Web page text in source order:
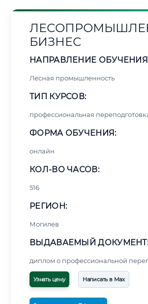
БИЗНЕС
НАПРАВЛЕНИЕ
Лесная промышленность
ТИП КУРСОВ:
профессиональная
ФОРМА ОБУЧЕНИЯ:
онлайн
КОЛ-ВО ЧАСОВ:
516
РЕГИОН:
Могилев
ВЫДАВАЕМЫЙ ДОКУМЕНТ:
диплом о профессиональной
Узнать цену Написать в Max